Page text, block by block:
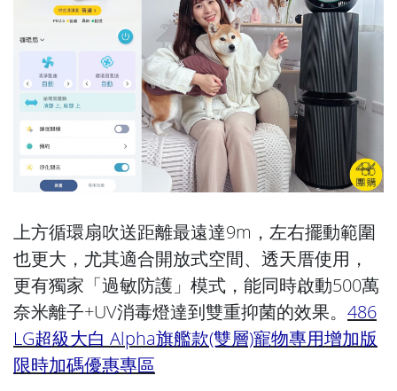
上方循環扇吹送距離最遠達9m，左右擺動範圍
也更大，尤其適合開放式空間、透天厝使用，
更有獨家「過敏防護」模式，能同時啟動500萬
奈米離子+UV消毒燈達到雙重抑菌的效果。 486
LG超級大白 Alpha旗艦款(雙層)寵物專用增加版
限時加碼優惠專區